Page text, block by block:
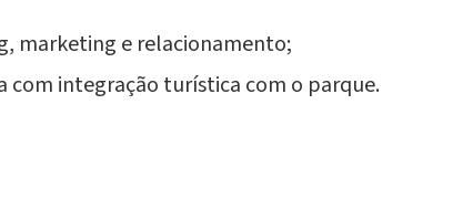
marketing e relacionamento;
com integração turística com o parque.